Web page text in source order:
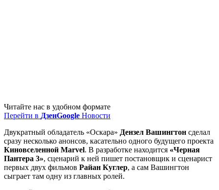
Читайте нас в удобном формате
Перейти в ДзенGoogle Новости
Двукратный обладатель «Оскара» Дензел Вашингтон сделал
сразу несколько анонсов, касательно одного будущего проекта
Киновселенной Marvel. В разработке находится «Черная
Пантера 3», сценарий к ней пишет постановщик и сценарист
первых двух фильмов Райан Куглер, а сам Вашингтон
сыграет там одну из главных ролей.